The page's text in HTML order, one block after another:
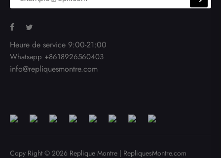
Heure de service 9:00-21:00
Whatsapp +8618926560403
info@repliquesmontre.com
Copy Right © 2026 Replique Montre | RepliquesMontre.com